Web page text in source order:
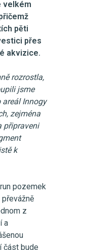
velkém
pěti
přes
akvizice.
rozrostla,
jsme
areál Innogy
zejména
připraveni
k
pozemek
z
a
část bude